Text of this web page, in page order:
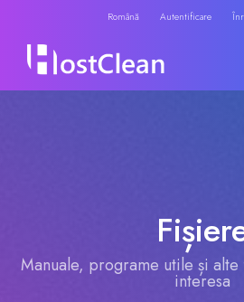
Română Autentificare
RadioHosting WHMSonic
Biblioteca de cunoștințe
Manuale, programe utile și
interesa